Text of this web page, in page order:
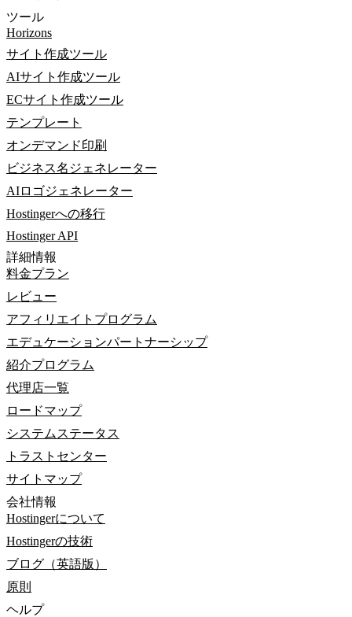
ツール
Horizons
サイト作成ツール
AIサイト作成ツール
ECサイト作成ツール
テンプレート
オンデマンド印刷
ビジネス名ジェネレーター
AIロゴジェネレーター
Hostingerへの移行
Hostinger API
詳細情報
料金プラン
レビュー
アフィリエイトプログラム
エデュケーションパートナーシップ
紹介プログラム
代理店一覧
ロードマップ
システムステータス
トラストセンター
サイトマップ
会社情報
Hostingerについて
Hostingerの技術
ブログ（英語版）
原則
ヘルプ